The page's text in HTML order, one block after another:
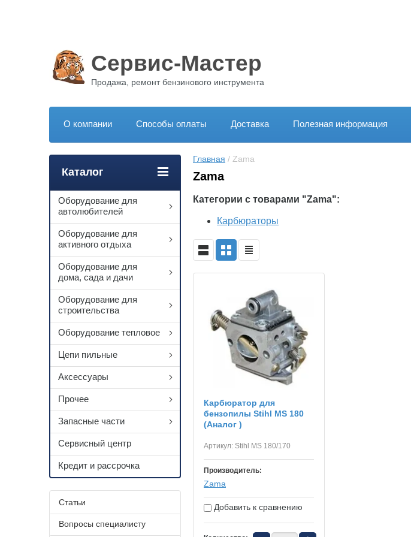
Сервис-Мастер
Продажа, ремонт бензинового инструмента
О компании Способы оплаты Доставка Полезная информация
Главная / Zama
Zama
Категории с товарами "Zama":
Карбюраторы
Карбюратор для
бензопилы Stihl MS 180
(Аналог )
Артикул: Stihl MS 180/170
Производитель:
Zama
Добавить к сравнению
Каталог
Оборудование для
автолюбителей
Оборудование для
активного отдыха
Оборудование для
дома, сада и дачи
Оборудование для
строительства
Оборудование тепловое
Цепи пильные
Аксессуары
Прочее
Запасные части
Сервисный центр
Кредит и рассрочка
Статьи
Вопросы специалисту